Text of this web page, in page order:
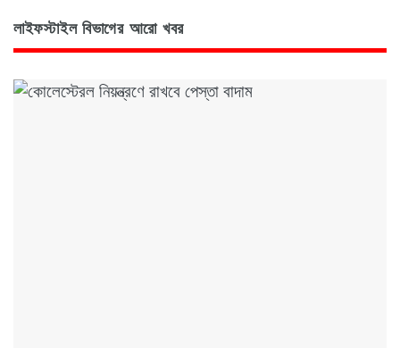
লাইফস্টাইল বিভাগের আরো খবর